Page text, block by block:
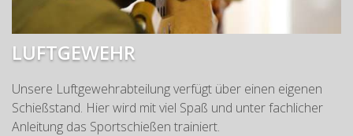
LUFTGEWEHR
Unsere Luftgewehrabteilung verfügt über einen eigenen
Schießstand. Hier wird mit viel Spaß und unter fachlicher
Anleitung das Sportschießen trainiert.